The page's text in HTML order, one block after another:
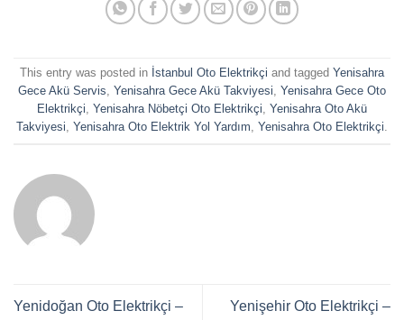
This entry was posted in İstanbul Oto Elektrikçi and tagged Yenisahra
Gece Akü Servis, Yenisahra Gece Akü Takviyesi, Yenisahra Gece Oto
Elektrikçi, Yenisahra Nöbetçi Oto Elektrikçi, Yenisahra Oto Akü
Takviyesi, Yenisahra Oto Elektrik Yol Yardım, Yenisahra Oto Elektrikçi.
Yenidoğan Oto Elektrikçi –
Yenişehir Oto Elektrikçi –